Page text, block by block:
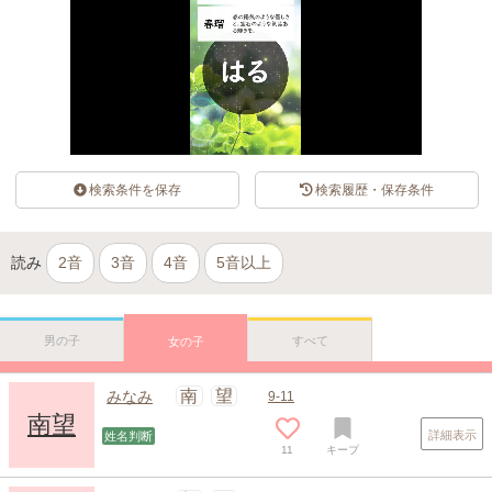
検索条件を保存 検索履歴・保存条件
読み 2音 3音 4音 5音以上
男の子 女の子 すべて
南望
みなみ 南 望 9-11
姓名判断
11 キープ
詳細表示